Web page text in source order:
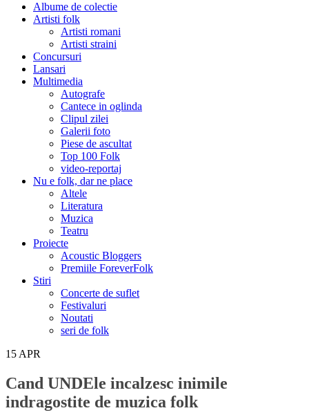
Albume de colectie
Artisti folk
Artisti romani
Artisti straini
Concursuri
Lansari
Multimedia
Autografe
Cantece in oglinda
Clipul zilei
Galerii foto
Piese de ascultat
Top 100 Folk
video-reportaj
Nu e folk, dar ne place
Altele
Literatura
Muzica
Teatru
Proiecte
Acoustic Bloggers
Premiile ForeverFolk
Stiri
Concerte de suflet
Festivaluri
Noutati
seri de folk
15 APR
Cand UNDEle incalzesc inimile
indragostite de muzica folk